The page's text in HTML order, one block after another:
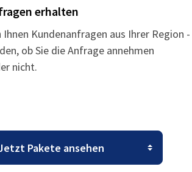
erhalten
Ihnen Kundenanfragen aus Ihrer Region -
ob Sie die Anfrage annehmen
nicht.